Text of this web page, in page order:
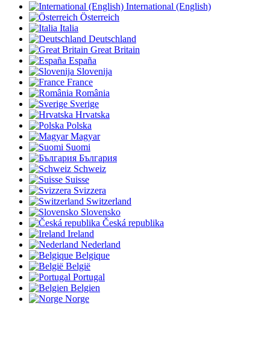
International (English)
Österreich
Italia
Deutschland
Great Britain
España
Slovenija
France
România
Sverige
Hrvatska
Polska
Magyar
Suomi
България
Schweiz
Suisse
Svizzera
Switzerland
Slovensko
Česká republika
Ireland
Nederland
Belgique
België
Portugal
Belgien
Norge